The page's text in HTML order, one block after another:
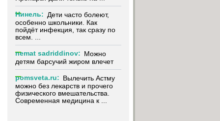
Нинель: Дети часто болеют,
особенно школьники. Как
пойдёт инфекция, так сразу по
всем. ...
nemat sadriddinov: Можно
детям барсучий жиром влечет
pomsveta.ru: Вылечить Астму
можно без лекарств и прочего
физического вмешательства.
Современная медицина к ...